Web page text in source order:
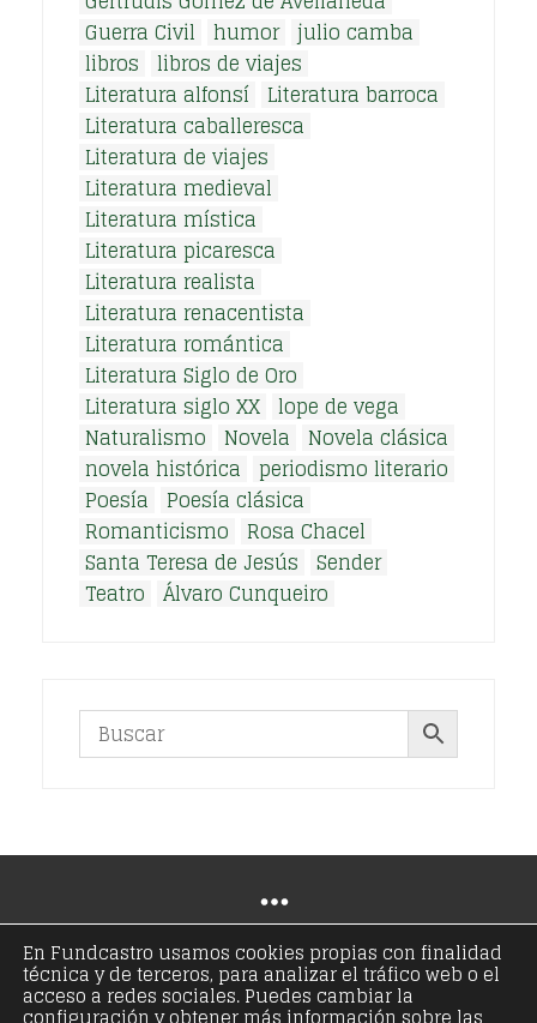
Guerra Civil humor julio camba
libros libros de viajes
Literatura alfonsí Literatura barroca
Literatura caballeresca
Literatura de viajes
Literatura medieval
Literatura mística
Literatura picaresca
Literatura realista
Literatura renacentista
Literatura romántica
Literatura Siglo de Oro
Literatura siglo XX lope de vega
Naturalismo
Novela
Novela clásica
novela histórica periodismo literario
Poesía
Poesía clásica
Romanticismo
Rosa Chacel
Santa Teresa de Jesús Sender
Teatro Álvaro Cunqueiro
© Copyright 2021 - Fundación José Antonio de
En Fundcastro usamos cookies propias con finalidad
técnica y de terceros, para analizar el tráfico web o el
acceso a redes sociales. Puedes cambiar la